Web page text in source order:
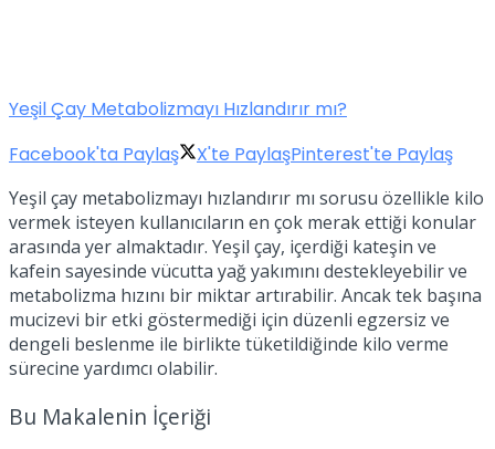
Yeşil Çay Metabolizmayı Hızlandırır mı?
Facebook'ta Paylaş
X'te PaylaşPinterest'te Paylaş
Yeşil çay metabolizmayı hızlandırır mı sorusu özellikle kilo
vermek isteyen kullanıcıların en çok merak ettiği konular
arasında yer almaktadır. Yeşil çay, içerdiği kateşin ve
kafein sayesinde vücutta yağ yakımını destekleyebilir ve
metabolizma hızını bir miktar artırabilir. Ancak tek başına
mucizevi bir etki göstermediği için düzenli egzersiz ve
dengeli beslenme ile birlikte tüketildiğinde kilo verme
sürecine yardımcı olabilir.
Bu Makalenin İçeriği